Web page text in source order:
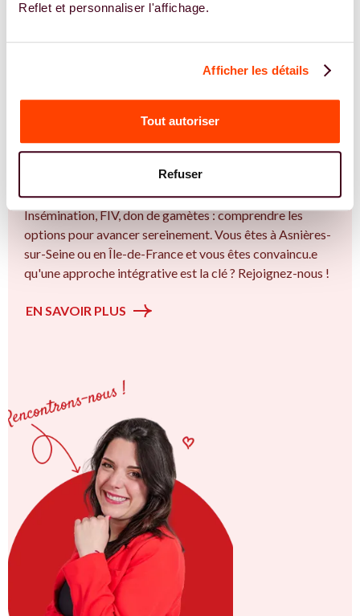
Reflet et personnaliser l'affichage.
Afficher les détails
Tout autoriser
Refuser
REJOIGNEZ NOS EXPERT.E.S
Vous êtes Diététicienne expert.e.s en PMA ?
Vous êtes Diététicienne spécialiste dans dans
l'accompagnement des femmes et des couples sur la
thématique de la fertilité et particulièrement sur la
Insémination, FIV, don de gamètes : comprendre les
options pour avancer sereinement. Vous êtes à Asnières-
sur-Seine ou en Île-de-France et vous êtes convaincu.e
qu'une approche intégrative est la clé ? Rejoignez-nous !
EN SAVOIR PLUS